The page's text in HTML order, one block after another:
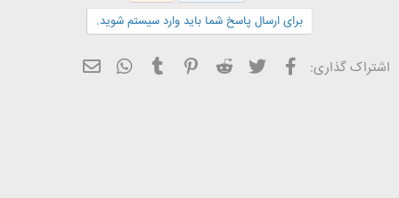
برای ارسال پاسخ شما باید وارد سیستم شوید.
اشتراک گذاری: فیسبوک تویتر Reddit
Pinterest
Tumblr
WhatsApp